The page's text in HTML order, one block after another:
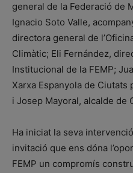
general de la Federació de
Ignacio Soto Valle,
directora general de
Climàtic; Eli Fernández,
Institucional de la FEMP;
Xarxa Espanyola de Ciutats
i Josep Mayoral, alcalde de
Ha iniciat la seva
invitació que ens dóna
FEMP un compromís